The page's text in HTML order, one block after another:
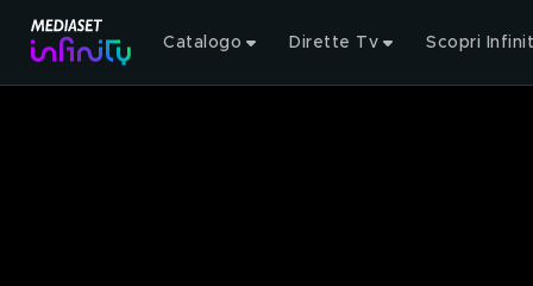
Catalogo Dirette Tv Scopri